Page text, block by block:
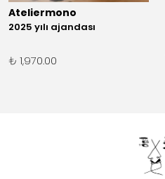
Ateliermono
2025 yılı ajandası
₺ 1,970.00